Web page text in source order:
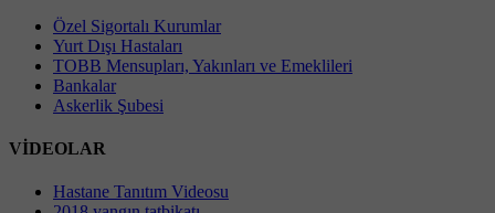
Özel Sigortalı Kurumlar
Yurt Dışı Hastaları
TOBB Mensupları, Yakınları ve Emeklileri
Bankalar
Askerlik Şubesi
VİDEOLAR
Hastane Tanıtım Videosu